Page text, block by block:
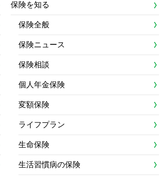
保険を知る
保険全般
保険ニュース
保険相談
個人年金保険
変額保険
ライフプラン
生命保険
生活習慣病の保険